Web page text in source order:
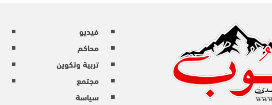
فيديو
محاكم
تربية وتكوين
مجتمع
سياسة